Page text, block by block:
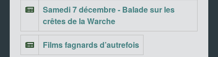
Samedi 7 décembre - Balade sur les
crêtes de la Warche
Films fagnards d’autrefois